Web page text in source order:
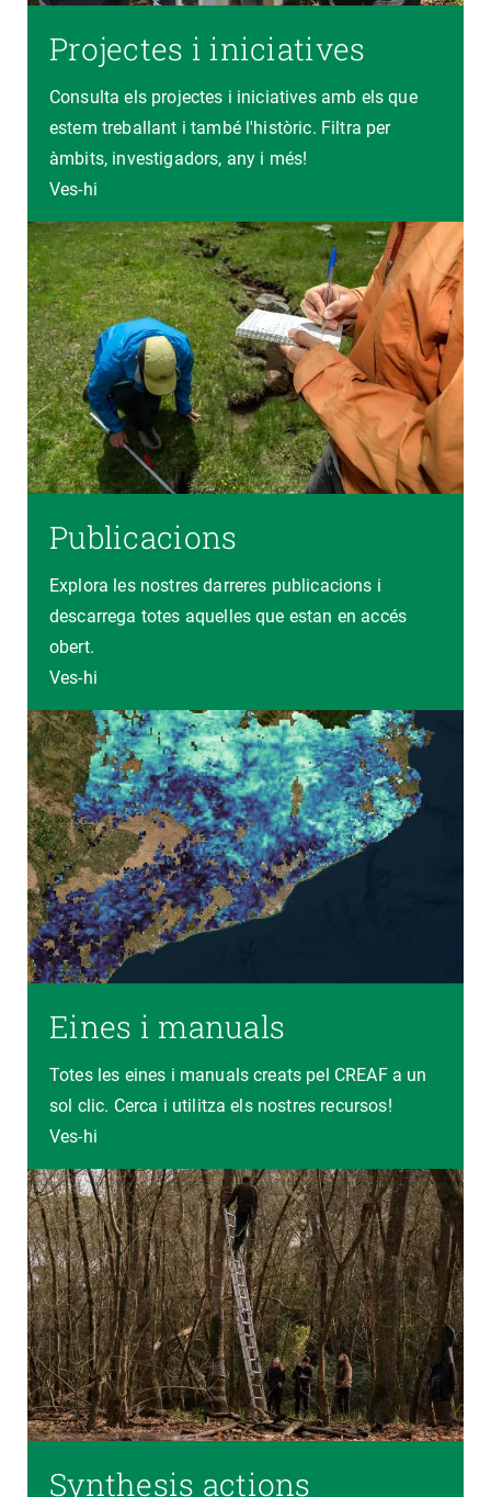
Projectes i iniciatives
Consulta els projectes i iniciatives amb els que
estem treballant i també l'històric. Filtra per
àmbits, investigadors, any i més!
Ves-hi
Publicacions
Explora les nostres darreres publicacions i
descarrega totes aquelles que estan en accés
obert.
Ves-hi
Eines i manuals
Totes les eines i manuals creats pel CREAF a un
sol clic. Cerca i utilitza els nostres recursos!
Ves-hi
Synthesis actions